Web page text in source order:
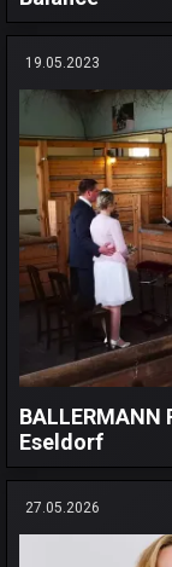
19.05.2023
Eseldorf
27.05.2026